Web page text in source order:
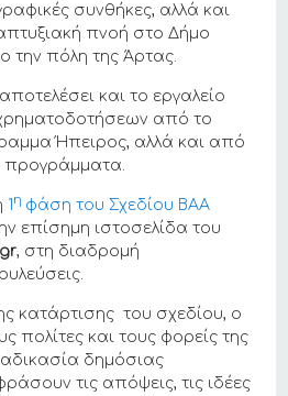
συνθήκες, αλλά και
πνοή στο Δήμο
την πόλη της Άρτας.
και το εργαλείο
από το
Ήπειρος, αλλά και από
προγράμματα.
1 η φάση του Σχεδίου ΒΑΑ
επίσημη ιστοσελίδα του
, στη διαδρομή
κατάρτισης του σχεδίου, ο
πολίτες και τους φορείς της
δημόσιας
τις απόψεις, τις ιδέες